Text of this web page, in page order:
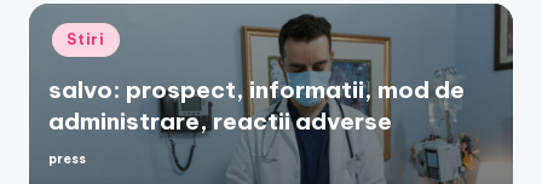
Posted
in
Stiri
salvo: prospect, informatii, mod de
administrare, reactii adverse
Posted
press